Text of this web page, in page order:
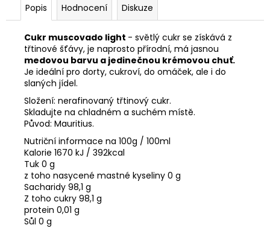
Popis Hodnocení Diskuze
Cukr muscovado light - světlý cukr se získává z
třtinové šťávy, je naprosto přírodní, má jasnou
medovou barvu a jedinečnou krémovou chuť.
Je ideální pro dorty, cukroví, do omáček, ale i do
slaných jídel.
Složení: nerafinovaný třtinový cukr.
Skladujte na chladném a suchém místě.
Původ: Mauritius.
Nutriční informace na 100g / 100ml
Kalorie 1670 kJ / 392kcal
Tuk 0 g
z toho nasycené mastné kyseliny 0 g
Sacharidy 98,1 g
Z toho cukry 98,1 g
protein 0,01 g
Sůl 0 g